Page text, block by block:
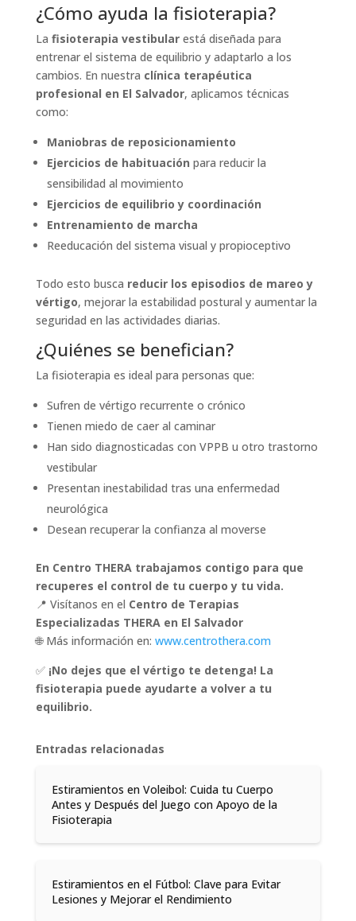
¿Cómo ayuda la fisioterapia?
La fisioterapia vestibularestá diseñada para
entrenar el sistema de equilibrio y adaptarlo a los
cambios. En nuestra clínica terapéutica
profesional en El Salvador, aplicamos técnicas
como:
Maniobras de reposicionamiento
Ejercicios de habituación para reducir la
sensibilidad al movimiento
Ejercicios de equilibrio y coordinación
Entrenamiento de marcha
Reeducación del sistema visual y propioceptivo
Todo esto busca reducir los episodios de mareo y
vértigo, mejorar la estabilidad postural y aumentar la
seguridad en las actividades diarias.
¿Quiénes se benefician?
La fisioterapia es ideal para personas que:
Sufren de vértigo recurrente o crónico
Tienen miedo de caer al caminar
Han sido diagnosticadas con VPPB u otro trastorno
vestibular
Presentan inestabilidad tras una enfermedad
neurológica
Desean recuperar la confianza al moverse
En Centro THERA trabajamos contigo para que
recuperes el control de tu cuerpo y tu vida.
📍 Visítanos en el Centro de Terapias
Especializadas THERA en El Salvador
🌐 Más información en: www.centrothera.com
✅ ¡No dejes que el vértigo te detenga! La
fisioterapia puede ayudarte a volver a tu
equilibrio.
Entradas relacionadas
Estiramientos en Voleibol: Cuida tu Cuerpo
Antes y Después del Juego con Apoyo de la
Fisioterapia
Estiramientos en el Fútbol: Clave para Evitar
Lesiones y Mejorar el Rendimiento